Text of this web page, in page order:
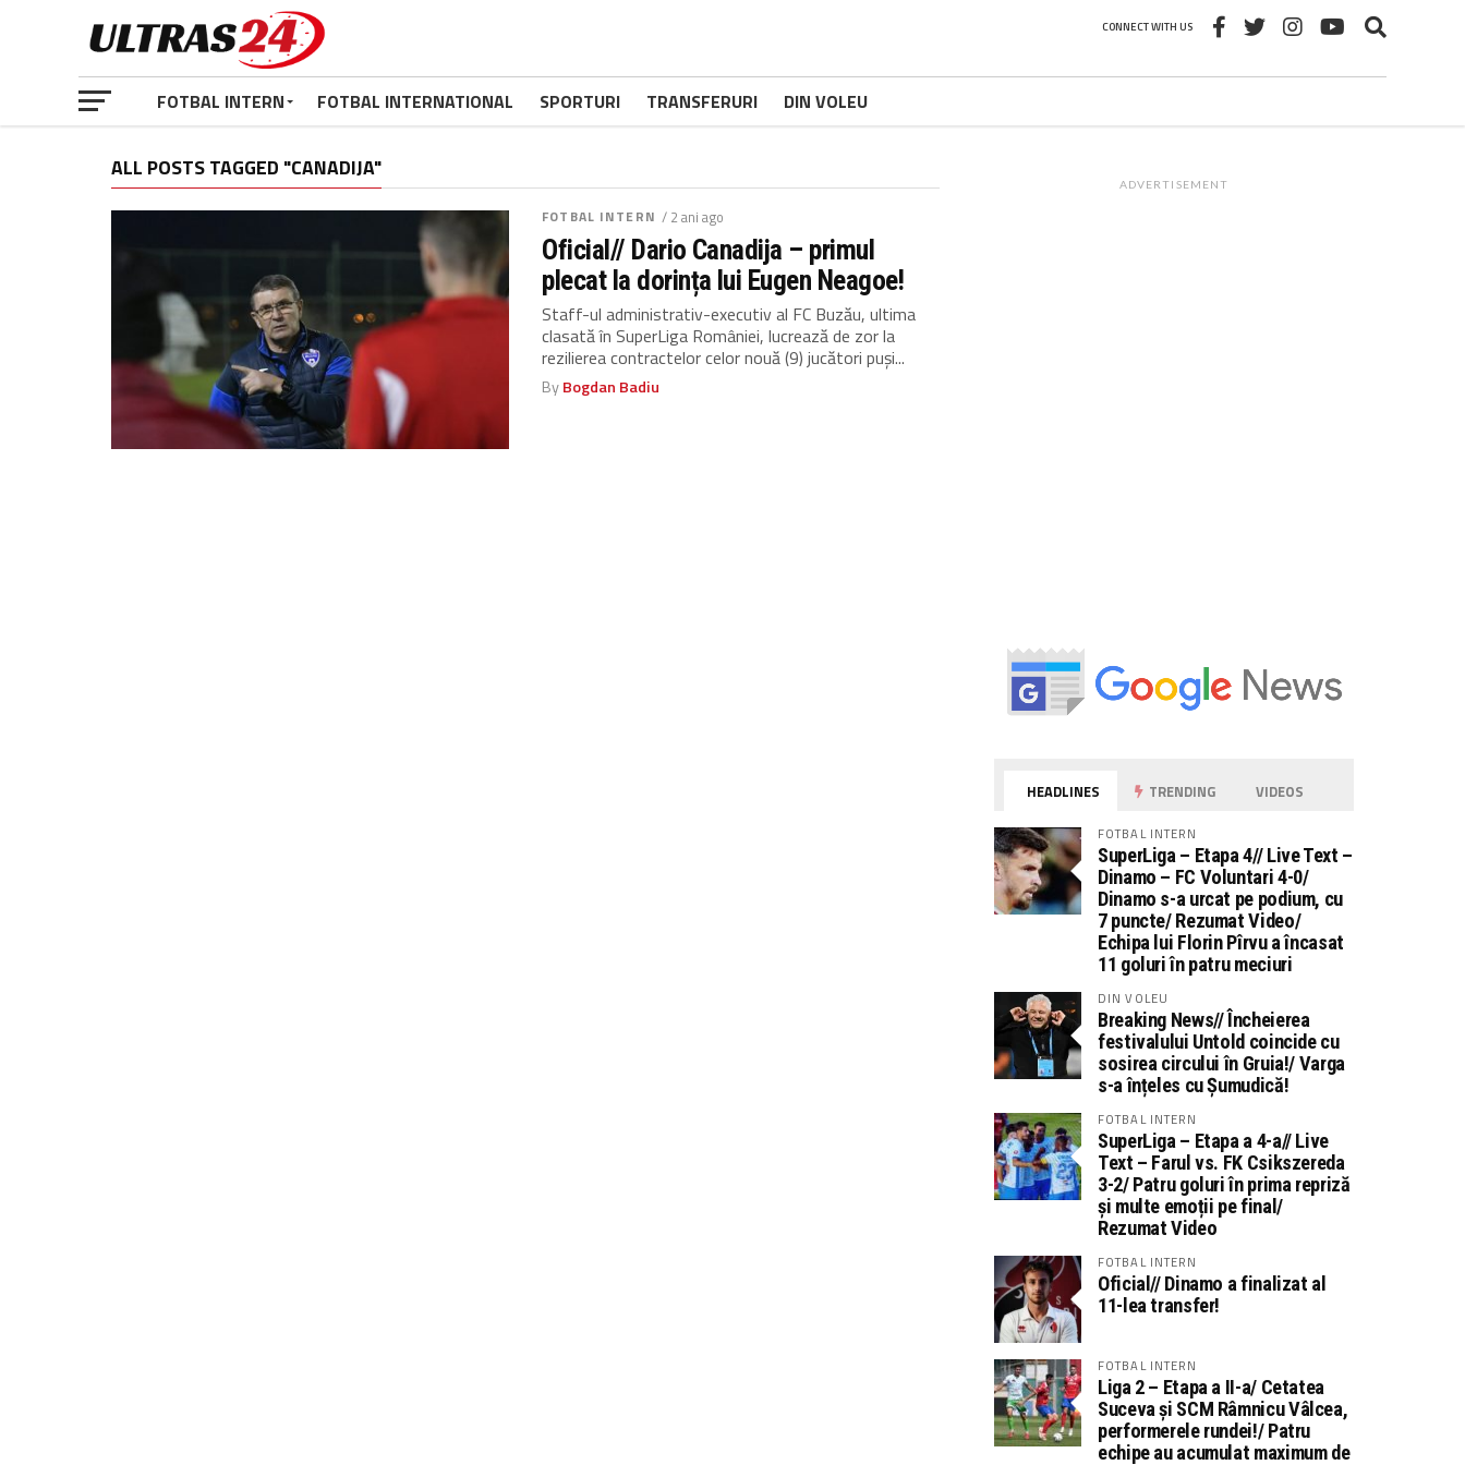
CONNECT WITH US
FOTBAL INTERN FOTBAL INTERNATIONAL SPORTURI TRANSFERURI DIN VOLEU
ALL POSTS TAGGED "CANADIJA"
FOTBAL INTERN / 2 ani ago
Oficial// Dario Canadija – primul
plecat la dorința lui Eugen Neagoe!
Staff-ul administrativ-executiv al FC Buzău, ultima
clasată în SuperLiga României, lucrează de zor la
rezilierea contractelor celor nouă (9) jucători puși...
ByBogdan Badiu
ADVERTISEMENT
HEADLINES TRENDING VIDEOS
FOTBAL INTERN
SuperLiga – Etapa 4// Live Text –
Dinamo – FC Voluntari 4-0/
Dinamo s-a urcat pe podium, cu
7 puncte/ Rezumat Video/
Echipa lui Florin Pîrvu a încasat
11 goluri în patru meciuri
DIN VOLEU
Breaking News// Încheierea
festivalului Untold coincide cu
sosirea circului în Gruia!/ Varga
s-a înțeles cu Șumudică!
FOTBAL INTERN
SuperLiga – Etapa a 4-a// Live
Text – Farul vs. FK Csikszereda
3-2/ Patru goluri în prima repriză
și multe emoții pe final/
Rezumat Video
FOTBAL INTERN
Oficial// Dinamo a finalizat al
11-lea transfer!
FOTBAL INTERN
Liga 2 – Etapa a II-a/ Cetatea
Suceva și SCM Râmnicu Vâlcea,
performerele rundei!/ Patru
echipe au acumulat maximum de